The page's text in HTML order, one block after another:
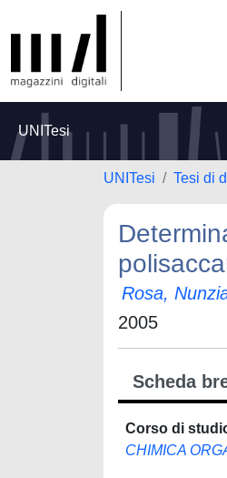
UNITesi
UNITesi Tesi di
Rosa,
2005
Scheda
Corso di
CHIMICA